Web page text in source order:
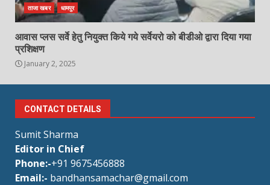
ताजा खबर धामपुर
आवास प्लस सर्वे हेतु नियुक्त किये गये सर्वेयरो को बीडीओ द्वारा दिया गया
प्रशिक्षण
January 2, 2025
CONTACT DETAILS
Sumit Sharma
Editor in Chief
Phone:-+91 9675456888
Email:- bandhansamachar@gmail.com